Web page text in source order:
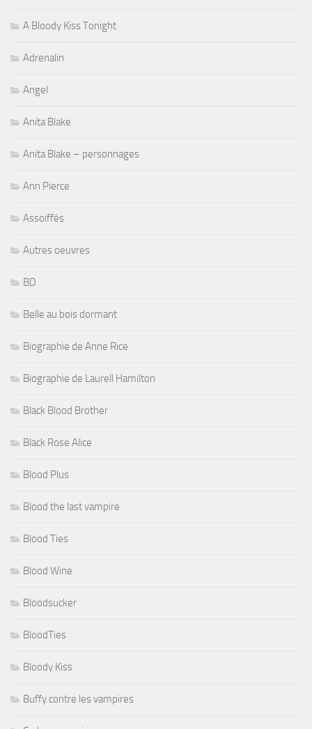
A Bloody Kiss Tonight
Adrenalin
Angel
Anita Blake
Anita Blake – personnages
Ann Pierce
Assoiffés
Autres oeuvres
BD
Belle au bois dormant
Biographie de Anne Rice
Biographie de Laurell Hamilton
Black Blood Brother
Black Rose Alice
Blood Plus
Blood the last vampire
Blood Ties
Blood Wine
Bloodsucker
BloodTies
Bloody Kiss
Buffy contre les vampires